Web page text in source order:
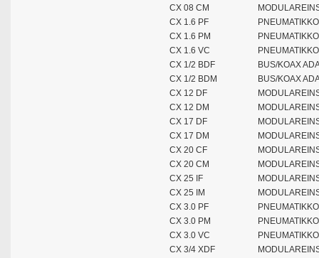
CX 08 CM
CX 1.6 PF
CX 1.6 PM
CX 1.6 VC
CX 1/2 BDF
BUS/KOAX
CX 1/2 BDM
BUS/KOAX
CX 12 DF
CX 12 DM
CX 17 DF
CX 17 DM
CX 20 CF
CX 20 CM
CX 25 IF
CX 25 IM
CX 3.0 PF
CX 3.0 PM
CX 3.0 VC
CX 3/4 XDF